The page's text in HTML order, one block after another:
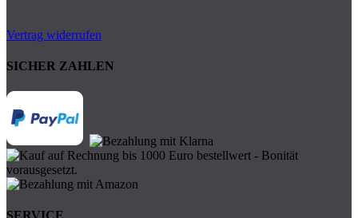
Vertrag widerrufen
SICHER ZAHLEN
SERVICE